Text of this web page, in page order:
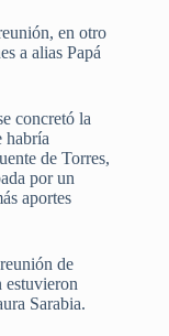
en otro
a alias Papá
concretó la
habría
de Torres,
por un
aportes
de
estuvieron
Sarabia.